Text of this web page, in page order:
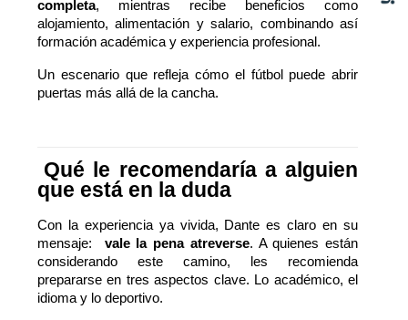
completa, mientras recibe beneficios como
alojamiento, alimentación y salario, combinando así
formación académica y experiencia profesional.
Un escenario que refleja cómo el fútbol puede abrir
puertas más allá de la cancha.
Qué le recomendaría a alguien
que está en la duda
Con la experiencia ya vivida, Dante es claro en su
mensaje: vale la pena atreverse. A quienes están
considerando este camino, les recomienda
prepararse en tres aspectos clave. Lo académico, el
idioma y lo deportivo.